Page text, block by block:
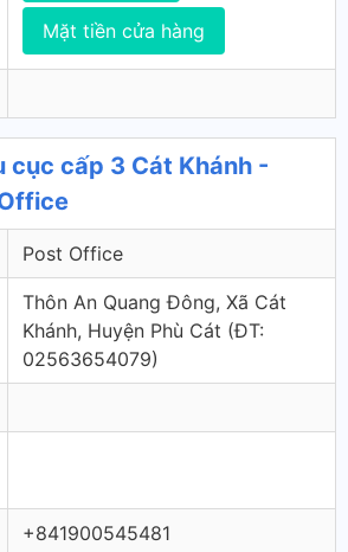
Mặt tiền cửa hàng
cục cấp 3 Cát Khánh -
Post Office
Thôn An Quang Đông, Xã Cát
Khánh, Huyện Phù Cát (ÐT:
02563654079)
+841900545481